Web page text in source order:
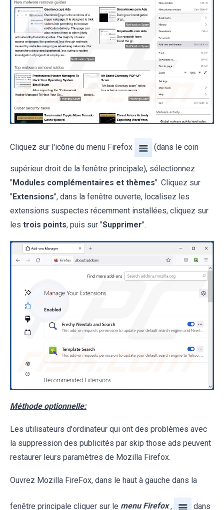
Cliquez sur l'icône du menu Firefox (dans le coin
supérieur droit de la fenêtre principale), sélectionnez
"Modules complémentaires et thèmes". Cliquez sur
"Extensions", dans la fenêtre ouverte, localisez les
extensions suspectes récemment installées, cliquez sur
les trois points, puis sur "Supprimer".
Méthode optionnelle:
Les utilisateurs d'ordinateur qui ont des problèmes avec
la suppression des publicités par skip those ads peuvent
restaurer leurs paramètres de Mozilla Firefox.
Ouvrez Mozilla FireFox, dans le haut à gauche dans la
fenêtre principale cliquer sur le menu Firefox , dans